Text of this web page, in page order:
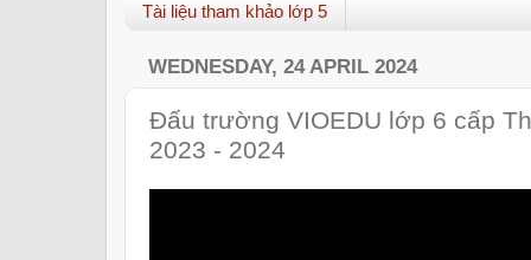
Tài liệu tham khảo lớp 5
WEDNESDAY, 24 APRIL 2024
Đấu trường VIOEDU lớp 6 cấp
2023 - 2024